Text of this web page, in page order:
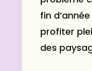
fin
profiter
des